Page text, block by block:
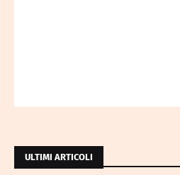
ULTIMI ARTICOLI